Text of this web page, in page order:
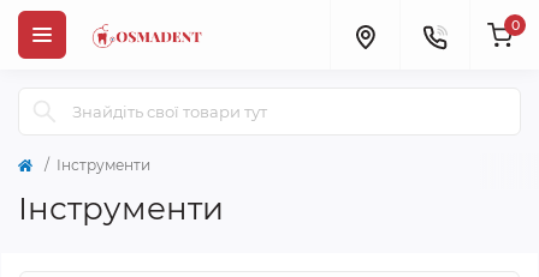
0
Інструменти
Інструменти